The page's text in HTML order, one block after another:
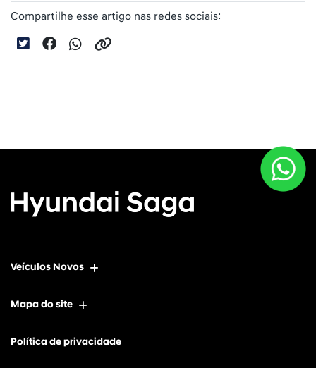
Compartilhe esse artigo nas redes sociais:
Veículos Novos
Mapa do site
Política de privacidade